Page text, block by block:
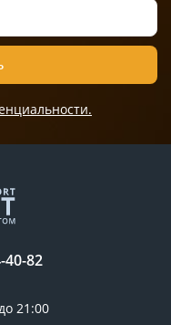
40-82
21:00